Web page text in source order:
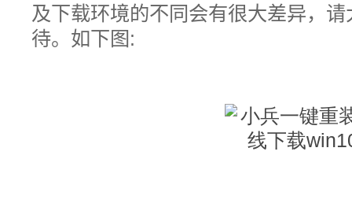
及下载环境的不同会有很大差异，
待。如下图: